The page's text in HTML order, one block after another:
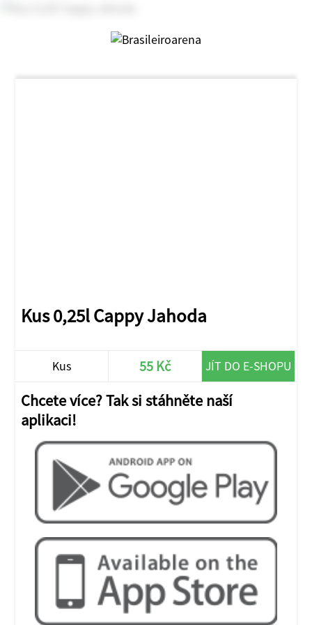
Kus 0,25l Cappy Jahoda
Kus 55 Kč JÍT DO E-SHOPU
Chcete více? Tak si stáhněte naší
aplikaci!